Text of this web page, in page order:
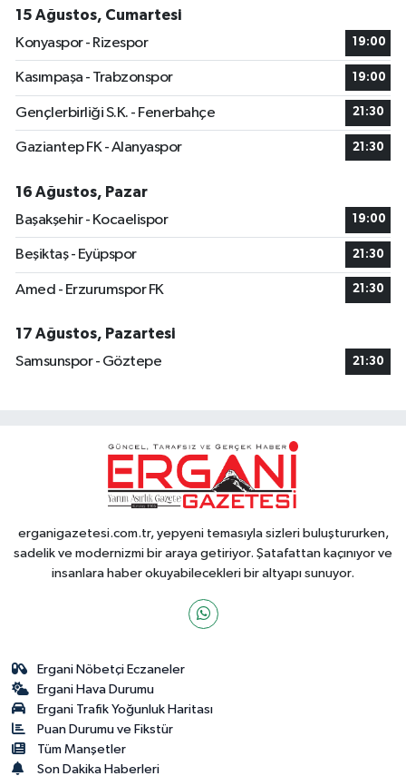
15 Ağustos, Cumartesi
Konyaspor - Rizespor
19:00
Kasımpaşa - Trabzonspor 19:00
Gençlerbirliği S.K. - Fenerbahçe 21:30
Gaziantep FK - Alanyaspor 21:30
16 Ağustos, Pazar
Başakşehir - Kocaelispor
19:00
Beşiktaş - Eyüpspor 21:30
Amed - Erzurumspor FK 21:30
17 Ağustos, Pazartesi
Samsunspor - Göztepe
21:30
erganigazetesi.com.tr, yepyeni temasıyla sizleri buluştururken,
sadelik ve modernizmi bir araya getiriyor. Şatafattan kaçınıyor ve
insanlara haber okuyabilecekleri bir altyapı sunuyor.
Ergani Nöbetçi Eczaneler
Ergani Hava Durumu
Ergani Trafik Yoğunluk Haritası
Puan Durumu ve Fikstür
Tüm Manşetler
Son Dakika Haberleri